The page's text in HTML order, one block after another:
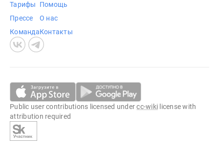
Тарифы
Прессе
Команда
Помощь
О нас
Контакты
Public user contributions licensed undercc-wiki license with
attribution required